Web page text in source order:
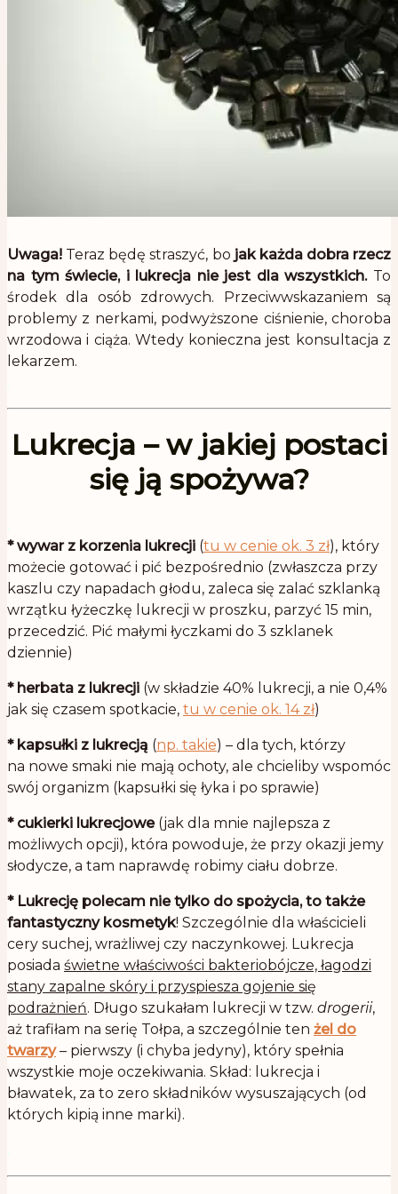
.
Uwaga! Teraz będę straszyć, bo jak każda dobra rzecz
na tym świecie, i lukrecja nie jest dla wszystkich. To
środek dla osób zdrowych. Przeciwwskazaniem są
problemy z nerkami, podwyższone ciśnienie, choroba
wrzodowa i ciąża. Wtedy konieczna jest konsultacja z
lekarzem.
.
Lukrecja – w jakiej postaci
się ją spożywa?
.
*wywar z korzenia lukrecji (tu w cenie ok. 3 zł), który
możecie gotować i pić bezpośrednio (zwłaszcza przy
kaszlu czy napadach głodu, zaleca się zalać szklanką
wrzątku łyżeczkę lukrecji w proszku, parzyć 15 min,
przecedzić. Pić małymi łyczkami do 3 szklanek
dziennie)
* herbata z lukrecji (w składzie 40% lukrecji, a nie 0,4%
jak się czasem spotkacie, tu w cenie ok. 14 zł)
* kapsułki z lukrecją (np. takie) – dla tych, którzy
na nowe smaki nie mają ochoty, ale chcieliby wspomóc
swój organizm (kapsułki się łyka i po sprawie)
* cukierki lukrecjowe(jak dla mnie najlepsza z
możliwych opcji), która powoduje, że przy okazji jemy
słodycze, a tam naprawdę robimy ciału dobrze.
* Lukrecję polecam nie tylko do spożycia, to także
fantastyczny kosmetyk! Szczególnie dla właścicieli
cery suchej, wrażliwej czy naczynkowej. Lukrecja
posiada świetne właściwości bakteriobójcze, łagodzi
stany zapalne skóry i przyspiesza gojenie się
podrażnień. Długo szukałam lukrecji w tzw. drogerii,
aż trafiłam na serię Tołpa, a szczególnie ten żel do
twarzy– pierwszy (i chyba jedyny), który spełnia
wszystkie moje oczekiwania. Skład: lukrecja i
bławatek, za to zero składników wysuszających (od
których kipią inne marki).
.